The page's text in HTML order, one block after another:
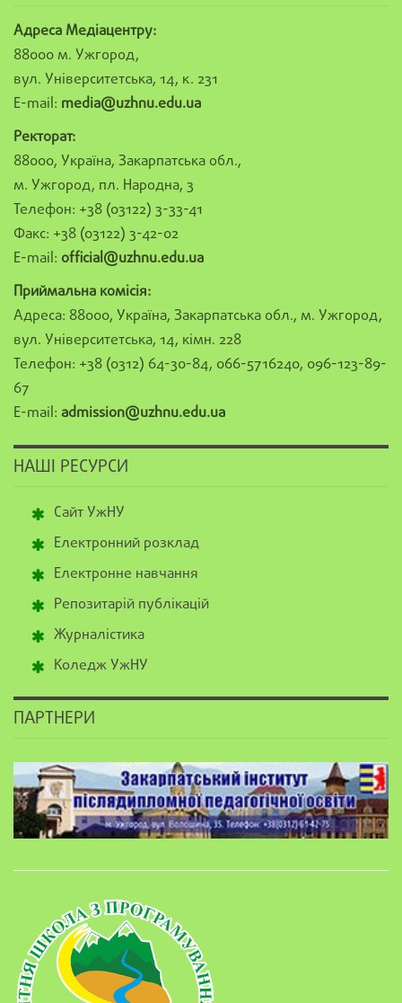
Адреса Медіацентру:
88000 м. Ужгород,
вул. Університетська, 14, к. 231
E-mail: media@uzhnu.edu.ua
Ректорат:
88000, Україна, Закарпатська обл.,
м. Ужгород, пл. Народна, 3
Телефон: +38 (03122) 3-33-41
Факс: +38 (03122) 3-42-02
E-mail: official@uzhnu.edu.ua
Приймальна комісія:
Адреса: 88000, Україна, Закарпатська обл., м. Ужгород,
вул. Університетська, 14, кімн. 228
Телефон: +38 (0312) 64-30-84, 066-5716240, 096-123-89-
67
E-mail: admission@uzhnu.edu.ua
НАШІ РЕСУРСИ
Сайт УжНУ
Електронний розклад
Електронне навчання
Репозитарій публікацій
Журналістика
Коледж УжНУ
ПАРТНЕРИ